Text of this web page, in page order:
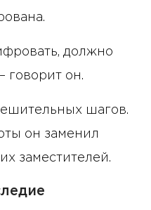
должно
говорит он.
шагов.
он заменил
заместителей.